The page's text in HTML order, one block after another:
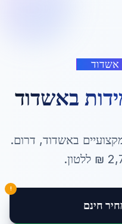
אשדוד
באשדוד
באשדוד, דרום.
₪ ללטון.
חינם
!